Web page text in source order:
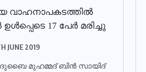
വാഹനാപകടത്തില്‍
17 പേര്‍ മരിച്ചു
JUNE 2019
ദുബൈ മുഹമ്മദ് ബിൻ സായിദ്